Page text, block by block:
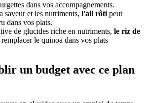
dans vos accompagnements.
saveur et les nutriments, l'ail rôti peut
dans vos plats.
de glucides riche en nutriments, le riz de
le quinoa dans vos plats
un budget avec ce plan